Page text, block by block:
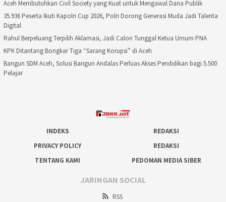
Aceh Membutuhkan Civil Society yang Kuat untuk Mengawal Dana Publik
35.936 Peserta Ikuti Kapolri Cup 2026, Polri Dorong Generasi Muda Jadi Talenta
Digital
Rahul Berpeluang Terpilih Aklamasi, Jadi Calon Tunggal Ketua Umum PNA
KPK Ditantang Bongkar Tiga “Sarang Korupsi” di Aceh
Bangun SDM Aceh, Solusi Bangun Andalas Perluas Akses Pendidikan bagi 5.500
Pelajar
INDEKS
REDAKSI
PRIVACY POLICY
REDAKSI
TENTANG KAMI
PEDOMAN MEDIA SIBER
JARINGAN SOCIAL
RSS